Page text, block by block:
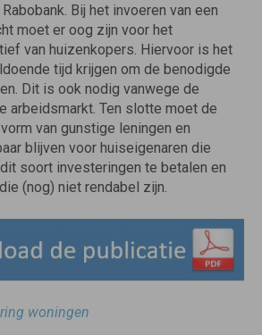
Bij het invoeren van een
moet er oog zijn voor het
van huizenkopers. Hiervoor is het
tijd krijgen om de benodigde
Dit is ook nodig vanwege de
arbeidsmarkt. Ten slotte moet de
van gunstige leningen en
blijven voor huiseigenaren die
soort investeringen te betalen en
(nog) niet rendabel zijn.
woningen